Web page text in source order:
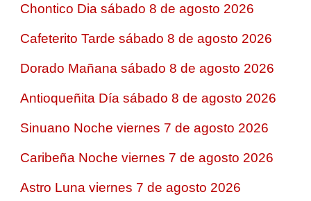
Chontico Dia sábado 8 de agosto 2026
Cafeterito Tarde sábado 8 de agosto 2026
Dorado Mañana sábado 8 de agosto 2026
Antioqueñita Día sábado 8 de agosto 2026
Sinuano Noche viernes 7 de agosto 2026
Caribeña Noche viernes 7 de agosto 2026
Astro Luna viernes 7 de agosto 2026